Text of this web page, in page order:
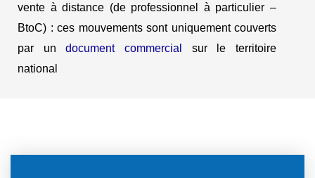
vente à distance (de professionnel à particulier –
BtoC) : ces mouvements sont uniquement couverts
par undocument commercial
sur le territoire
national